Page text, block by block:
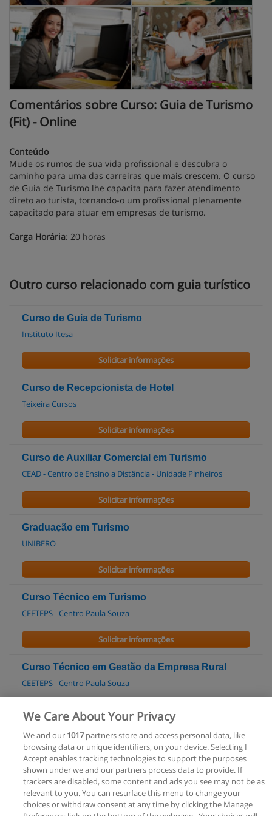
Comentários sobre Curso: Guia de Turismo
(Fit) - Online
Conteúdo
Mude os rumos de sua vida profissional e descubra o
caminho para uma das carreiras que mais crescem. O curso
de Guia de Turismo lhe capacita para fazer atendimento
direto ao turista, tornando-o um profissional plenamente
capacitado para atuar em empresas de turismo.
Carga Horária: 20 horas
Outro curso relacionado com guia turístico
Curso de Guia de Turismo
Instituto Itesa
Solicitar informações
Curso de Recepcionista de Hotel
Teixeira Cursos
Solicitar informações
Curso de Auxiliar Comercial em Turismo
CEAD - Centro de Ensino a Distância - Unidade Pinheiros
Solicitar informações
Graduação em Turismo
UNIBERO
Solicitar informações
Curso Técnico em Turismo
CEETEPS - Centro Paula Souza
Solicitar informações
Curso Técnico em Gestão da Empresa Rural
CEETEPS - Centro Paula Souza
Solicitar informações
Curso Técnico em Hotelaria
CEETEPS - Centro Paula Souza
Solicitar informações
We Care About Your Privacy
We and our 1017partners store and access personal data, like
browsing data or unique identifiers, on your device. Selecting I
Accept enables tracking technologies to support the purposes
shown under we and our partners process data to provide. If
trackers are disabled, some content and ads you see may not be as
relevant to you. You can resurface this menu to change your
choices or withdraw consent at any time by clicking the Manage